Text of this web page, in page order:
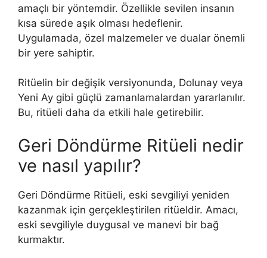
amaçlı bir yöntemdir. Özellikle sevilen insanın
kısa sürede aşık olması hedeflenir.
Uygulamada, özel malzemeler ve dualar önemli
bir yere sahiptir.
Ritüelin bir değişik versiyonunda, Dolunay veya
Yeni Ay gibi güçlü zamanlamalardan yararlanılır.
Bu, ritüeli daha da etkili hale getirebilir.
Geri Döndürme Ritüeli nedir
ve nasıl yapılır?
Geri Döndürme Ritüeli, eski sevgiliyi yeniden
kazanmak için gerçekleştirilen ritüeldir. Amacı,
eski sevgiliyle duygusal ve manevi bir bağ
kurmaktır.